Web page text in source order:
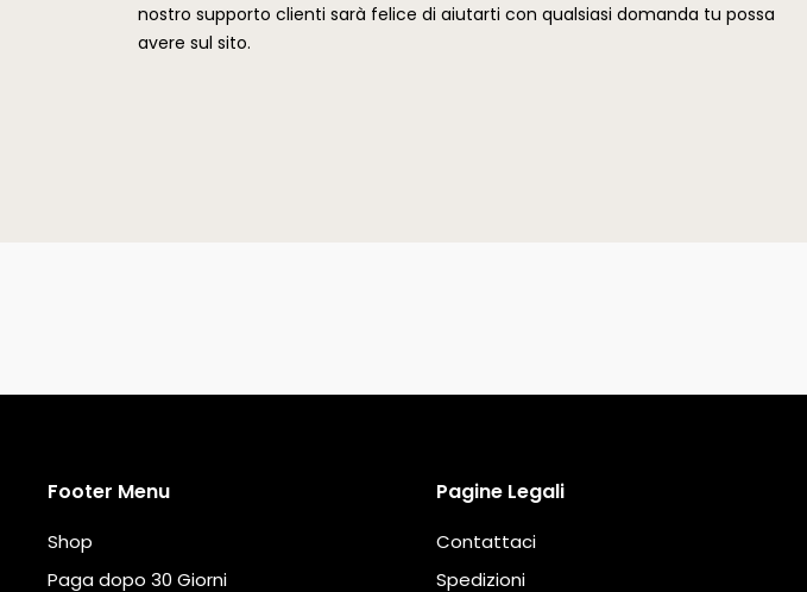
nostro supporto clienti sarà felice di aiutarti con qualsiasi domanda tu possa
avere sul sito.
Footer Menu
Shop
Paga dopo 30 Giorni
Pagine Legali
Contattaci
Spedizioni